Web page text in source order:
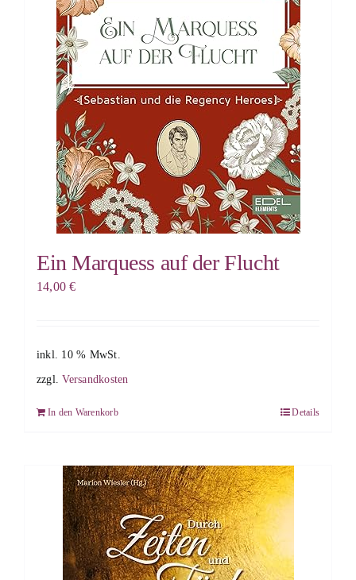
Ein Marquess auf der Flucht
14,00€
inkl. 10 % MwSt.
zzgl.Versandkosten
In den Warenkorb Details